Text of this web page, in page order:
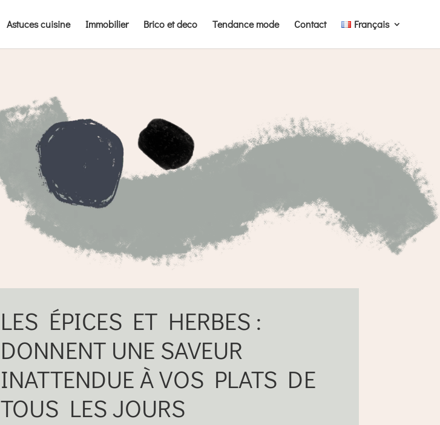
Astuces cuisine Immobilier Brico et deco Tendance mode Contact Français
LES ÉPICES ET HERBES :
DONNENT UNE SAVEUR
INATTENDUE À VOS PLATS DE
TOUS LES JOURS